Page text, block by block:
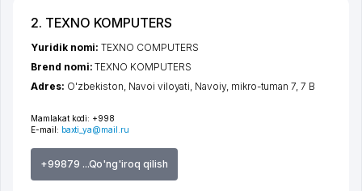
2. TEXNO KOMPUTERS
Mamlakat kodi: +998
E-mail: baxti_ya@mail.ru
+99879 ...Qo'ng'iroq qilish
Yuridik nomi:TEXNO COMPUTERS
Brend nomi:TEXNO KOMPUTERS
Adres: O'zbekiston, Navoi viloyati, Navoiy, mikro-tuman 7, 7 B